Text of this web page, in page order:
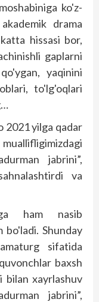
ko'z-
drama
hissasi bor,
gaplarni
yaqinini
to'lg'oqlari
2021 yilga qadar
jabrini”,
va
ham nasib
bo'ladi. Shunday
sifatida
baxsh
bilan xayrlashuv
jab­rini”,